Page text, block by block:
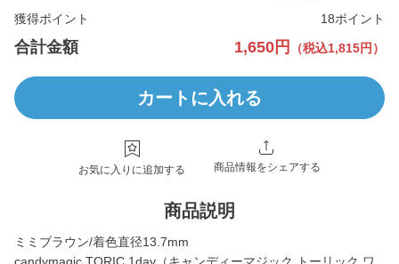
獲得ポイント 18ポイント
合計金額 1,650円 （税込1,815円）
カートに入れる
お気に入りに追加する 商品情報をシェアする
商品説明
ミミブラウン/着色直径13.7mm